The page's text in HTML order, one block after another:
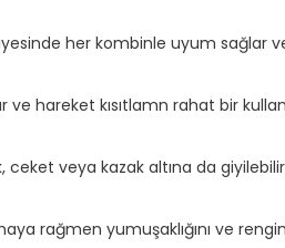
her kombinle uyum sağlar ve
hareket kısıtlamn rahat bir
ceket veya kazak altına da
rağmen yumuşaklığını ve